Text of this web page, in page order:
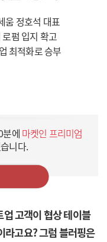
움 정호석 대표
펌 입지 확고
최적화로 승부
분에 마켓인 프리미엄
니다.
업 고객이 협상 테이블
라고요? 그럼 블러핑은